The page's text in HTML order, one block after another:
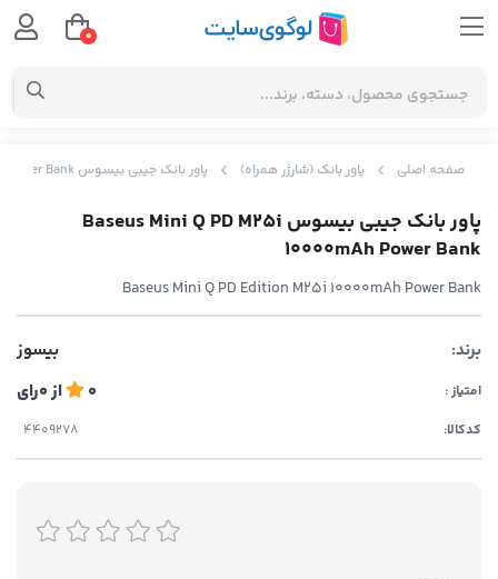
صفحه اصلی پاور بانک (شارژر همراه) پاور بانک جیبی بیسوس Baseus Mini Q PD M25i 10000mAh Power Bank
پاور بانک جیبی بیسوس Baseus Mini Q PD M25i
10000mAh Power Bank
Baseus Mini Q PD Edition M25i 10000mAh Power Bank
برند: بیسوز
امتیاز : 0 از0رای
کدکالا:
0